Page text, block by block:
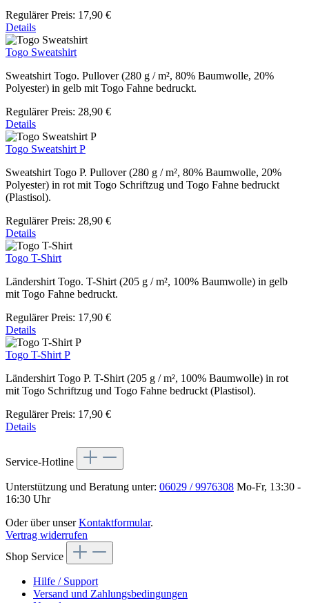
Regulärer Preis: 17,90 €
Details
Togo Sweatshirt
Sweatshirt Togo. Pullover (280 g / m², 80% Baumwolle, 20%
Polyester) in gelb mit Togo Fahne bedruckt.
Regulärer Preis: 28,90 €
Details
Togo Sweatshirt P
Sweatshirt Togo P. Pullover (280 g / m², 80% Baumwolle, 20%
Polyester) in rot mit Togo Schriftzug und Togo Fahne bedruckt
(Plastisol).
Regulärer Preis: 28,90 €
Details
Togo T-Shirt
Ländershirt Togo. T-Shirt (205 g / m², 100% Baumwolle) in gelb
mit Togo Fahne bedruckt.
Regulärer Preis: 17,90 €
Details
Togo T-Shirt P
Ländershirt Togo P. T-Shirt (205 g / m², 100% Baumwolle) in rot
mit Togo Schriftzug und Togo Fahne bedruckt (Plastisol).
Regulärer Preis: 17,90 €
Details
Service-Hotline
Unterstützung und Beratung unter: 06029 / 9976308 Mo-Fr, 13:30 -
16:30 Uhr
Oder über unserKontaktformular.
Vertrag widerrufen
Shop Service
Hilfe / Support
Versand und Zahlungsbedingungen